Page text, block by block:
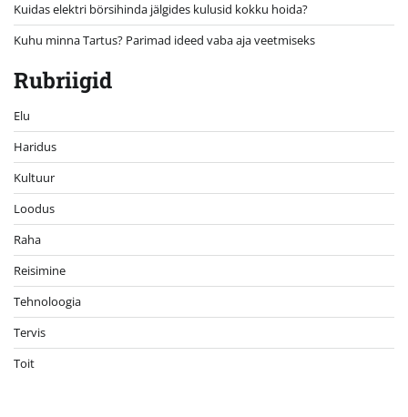
Kuidas elektri börsihinda jälgides kulusid kokku hoida?
Kuhu minna Tartus? Parimad ideed vaba aja veetmiseks
Rubriigid
Elu
Haridus
Kultuur
Loodus
Raha
Reisimine
Tehnoloogia
Tervis
Toit